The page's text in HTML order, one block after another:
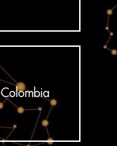
Colombia